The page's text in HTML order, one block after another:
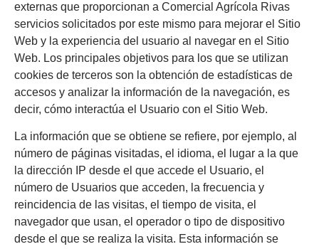
externas que proporcionan a Comercial Agrícola Rivas
servicios solicitados por este mismo para mejorar el Sitio
Web y la experiencia del usuario al navegar en el Sitio
Web. Los principales objetivos para los que se utilizan
cookies de terceros son la obtención de estadísticas de
accesos y analizar la información de la navegación, es
decir, cómo interactúa el Usuario con el Sitio Web.
La información que se obtiene se refiere, por ejemplo, al
número de páginas visitadas, el idioma, el lugar a la que
la dirección IP desde el que accede el Usuario, el
número de Usuarios que acceden, la frecuencia y
reincidencia de las visitas, el tiempo de visita, el
navegador que usan, el operador o tipo de dispositivo
desde el que se realiza la visita. Esta información se